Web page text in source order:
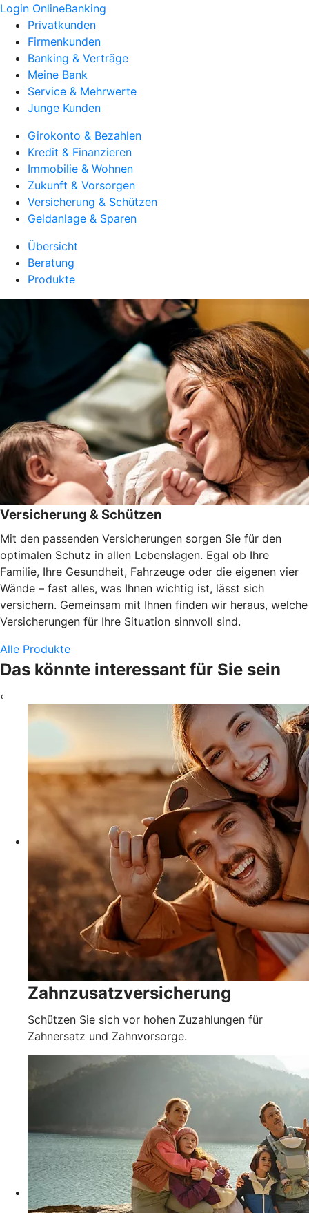
Login OnlineBanking
Privatkunden
Firmenkunden
Banking & Verträge
Meine Bank
Service & Mehrwerte
Junge Kunden
Girokonto & Bezahlen
Kredit & Finanzieren
Immobilie & Wohnen
Zukunft & Vorsorgen
Versicherung & Schützen
Geldanlage & Sparen
Übersicht
Beratung
Produkte
Versicherung & Schützen
Mit den passenden Versicherungen sorgen Sie für den
optimalen Schutz in allen Lebenslagen. Egal ob Ihre
Familie, Ihre Gesundheit, Fahrzeuge oder die eigenen vier
Wände – fast alles, was Ihnen wichtig ist, lässt sich
versichern. Gemeinsam mit Ihnen finden wir heraus, welche
Versicherungen für Ihre Situation sinnvoll sind.
Alle Produkte
Das könnte interessant für Sie sein
‹
Zahnzusatzversicherung
Schützen Sie sich vor hohen Zuzahlungen für
Zahnersatz und Zahnvorsorge.